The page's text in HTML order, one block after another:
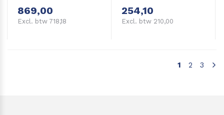
869,00
Excl. btw 718,18
254,10
Excl. btw 210,00
1 2 3